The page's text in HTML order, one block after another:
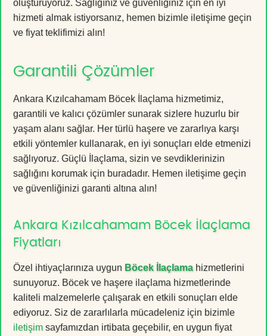
oluşturuyoruz. Sağlığınız ve güvenliğiniz için en iyi
hizmeti almak istiyorsanız, hemen bizimle iletişime geçin
ve fiyat teklifimizi alın!
Garantili Çözümler
Ankara Kızılcahamam Böcek İlaçlama hizmetimiz,
garantili ve kalıcı çözümler sunarak sizlere huzurlu bir
yaşam alanı sağlar. Her türlü haşere ve zararlıya karşı
etkili yöntemler kullanarak, en iyi sonuçları elde etmenizi
sağlıyoruz. Güçlü İlaçlama, sizin ve sevdiklerinizin
sağlığını korumak için buradadır. Hemen iletişime geçin
ve güvenliğinizi garanti altına alın!
Ankara Kızılcahamam Böcek İlaçlama
Fiyatları
Özel ihtiyaçlarınıza uygun Böcek İlaçlamahizmetlerini
sunuyoruz. Böcek ve haşere ilaçlama hizmetlerinde
kaliteli malzemelerle çalışarak en etkili sonuçları elde
ediyoruz. Siz de zararlılarla mücadeleniz için bizimle
iletişim sayfamızdan irtibata geçebilir, en uygun fiyat